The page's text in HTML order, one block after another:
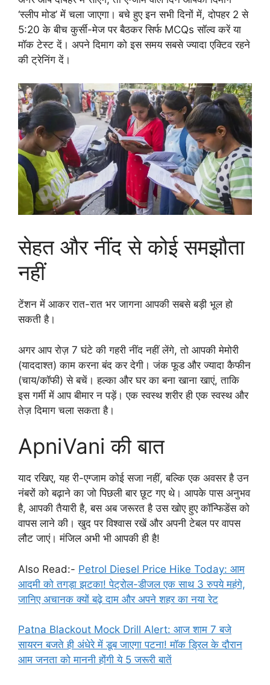
‘स्लीप मोड’ में चला जाएगा। बचे हुए इन सभी दिनों में, दोपहर 2 से
5:20 के बीच कुर्सी-मेज पर बैठकर सिर्फ MCQs सॉल्व करें या
मॉक टेस्ट दें। अपने दिमाग को इस समय सबसे ज्यादा एक्टिव रहने
की ट्रेनिंग दें।
सेहत और नींद से कोई समझौता
नहीं
टेंशन में आकर रात-रात भर जागना आपकी सबसे बड़ी भूल हो
सकती है।
अगर आप रोज़ 7 घंटे की गहरी नींद नहीं लेंगे, तो आपकी मेमोरी
(याददाश्त) काम करना बंद कर देगी। जंक फूड और ज्यादा कैफीन
(चाय/कॉफी) से बचें। हल्का और घर का बना खाना खाएं, ताकि
इस गर्मी में आप बीमार न पड़ें। एक स्वस्थ शरीर ही एक स्वस्थ और
तेज़ दिमाग चला सकता है।
ApniVani की बात
याद रखिए, यह री-एग्जाम कोई सजा नहीं, बल्कि एक अवसर है उन
नंबरों को बढ़ाने का जो पिछली बार छूट गए थे। आपके पास अनुभव
है, आपकी तैयारी है, बस अब जरूरत है उस खोए हुए कॉन्फिडेंस को
वापस लाने की। खुद पर विश्वास रखें और अपनी टेबल पर वापस
लौट जाएं। मंजिल अभी भी आपकी ही है!
Also Read:- Petrol Diesel Price Hike Today: आम
आदमी को तगड़ा झटका! पेट्रोल-डीजल एक साथ 3 रुपये महंगे,
जानिए अचानक क्यों बढ़े दाम और अपने शहर का नया रेट
Patna Blackout Mock Drill Alert: आज शाम 7 बजे
सायरन बजते ही अंधेरे में डूब जाएगा पटना! मॉक ड्रिल के दौरान
आम जनता को माननी होंगी ये 5 जरूरी बातें